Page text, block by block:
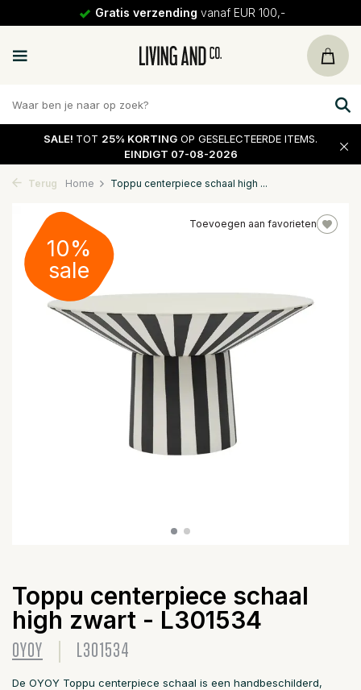
Gratis verzending vanaf EUR 100,-
SALE! TOT 25% KORTING OP GESELECTEERDE ITEMS.
EINDIGT 07-08-2026
Terug Home Toppu centerpiece schaal high ...
Toevoegen aan favorieten
10%
sale
Toppu centerpiece schaal
high zwart - L301534
OYOY L301534
De OYOY Toppu centerpiece schaal is een handbeschilderd,